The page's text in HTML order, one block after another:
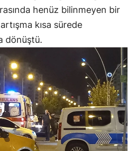
henüz bilinmeyen bir
kısa sürede
dönüştü.